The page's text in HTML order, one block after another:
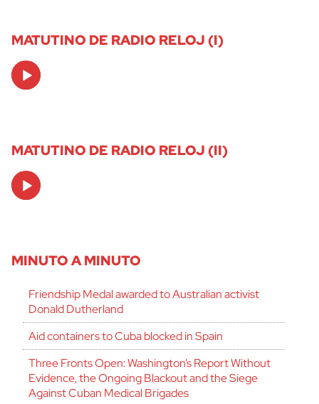
MATUTINO DE RADIO RELOJ (I)
Audio
Player
MATUTINO DE RADIO RELOJ (II)
Audio
Player
MINUTO A MINUTO
Friendship Medal awarded to Australian activist
Donald Dutherland
Aid containers to Cuba blocked in Spain
Three Fronts Open: Washington’s Report Without
Evidence, the Ongoing Blackout and the Siege
Against Cuban Medical Brigades